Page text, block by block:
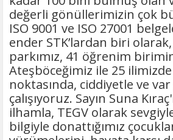
değerli gönüllerimizin çok
ISO 9001 ve ISO 27001
ender STK’lardan biri
parkımız, 41 öğrenim
Ateşböceğimiz ile 25
noktasında, ciddiyetle ve
çalışıyoruz. Sayın Suna
ilhamla, TEGV olarak
bilgiyle donattığımız